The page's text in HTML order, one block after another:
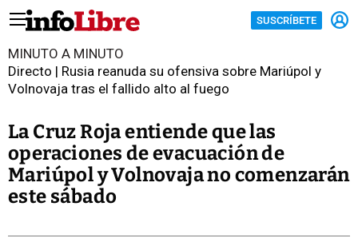
SUSCRÍBETE
MINUTO A MINUTO
Directo | Rusia reanuda su ofensiva sobre Mariúpol y
Volnovaja tras el fallido alto al fuego
La Cruz Roja entiende que las
operaciones de evacuación de
Mariúpol y Volnovaja no comenzarán
este sábado